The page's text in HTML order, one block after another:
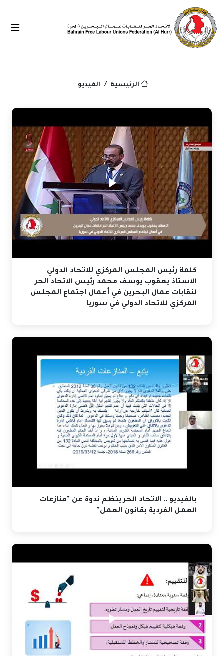
الرئيسية الفيديو
كلمة رئيس المجلس المركزي للاتحاد الدولي
الاستاذ يعقوب يوسف محمد رئيس الاتحاد الحر
لنقابات عمال البحرين في أعمال اجتماع المجلس
المركزي للاتحاد الدولي في سوريا
بالفيديو .. الاتحاد الحر ينظم ندوة عن "منازعات
العمل الفردية بقانون العمل"